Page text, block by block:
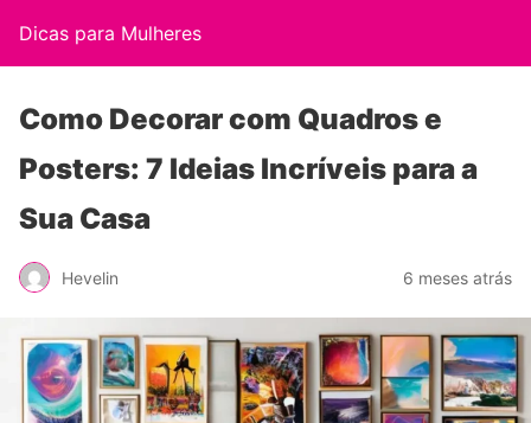
Dicas para Mulheres
Como Decorar com Quadros e
Posters: 7 Ideias Incríveis para a
Sua Casa
Hevelin 6 meses atrás